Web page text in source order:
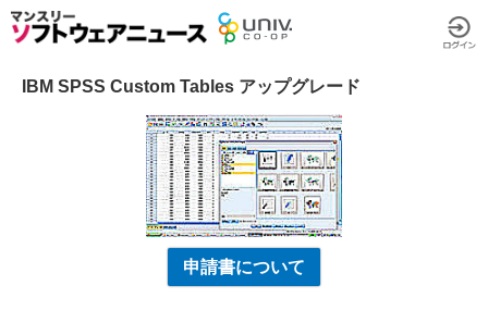
IBM SPSS Custom Tables アップグレード
申請書について